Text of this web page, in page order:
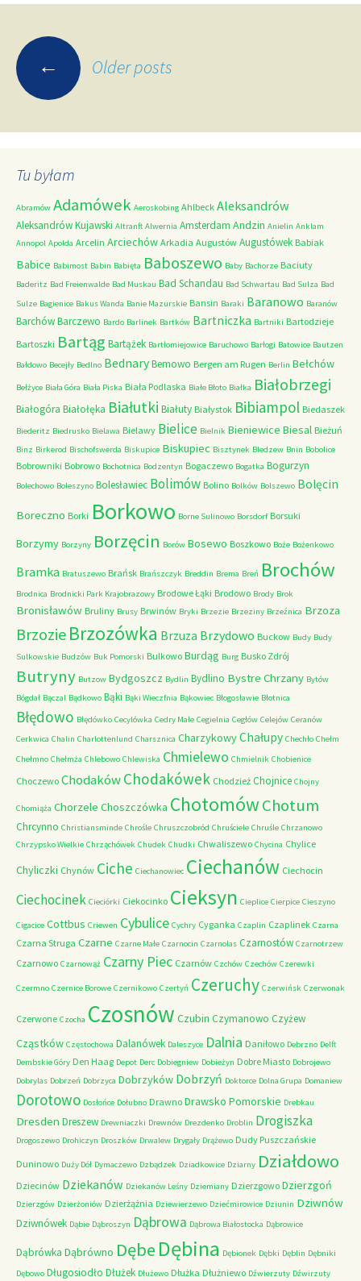
Posts
navigation
← Older posts
Tu byłam
Abramów Adamówek Aeroskobing Ahlbeck Aleksandrów
Aleksandrów Kujawski Altranft Alwernia Amsterdam Andzin Anielin Anklam
Annopol Apolda Arcelin Arciechów Arkadia Augustów Augustówek Babiak
Babice Babimost Babin Babięta Baboszewo Baby Bachorze Baciuty
Baderitz Bad Freienwalde Bad Muskau Bad Schandau Bad Schwartau Bad Sulza Bad
Sulze Bagienice Bakus Wanda Banie Mazurskie Bansin Baraki Baranowo Baranów
BarchówBarczewo Bardo Barlinek Bartków Bartniczka Bartniki Bartodzieje
Bartoszki Bartąg Bartążek Bartłomiejowice Baruchowo Barłogi Batowice Bautzen
Bałdowo Becejły Bedlno BednaryBemowo Bergen am Rugen Berlin Bełchów
Bełżyce Biała Góra Biała Piska Biała Podlaska Białe Błoto Białka Białobrzegi
Białogóra Białołęka Białutki Białuty Białystok Bibiampol Biedaszek
Biederitz Biedrusko Bielawa Bielawy Bielice Bielnik Bieniewice Biesal Bieżuń
Binz Birkerod Bischofswerda Biskupice Biskupiec Bisztynek Bledzew Bnin Bobolice
Bobrowniki Bobrowo Bochotnica Bodzentyn Bogaczewo Bogatka Bogurzyn
Bolechowo Boleszyno Bolesławiec Bolimów Bolino Bolków Bolszewo Bolęcin
Boreczno Borki Borkowo Borne Sulinowo Borsdorf Borsuki
Borzymy Borzyny Borzęcin Borów Bosewo Boszkowo Boże Bożenkowo
Bramka Bratuszewo Brańsk Brańszczyk Breddin Brema Breń Brochów
Brodnica Brodnicki Park Krajobrazowy Brodowe Łąki Brodowo Brody Brok
Bronisławów Bruliny Brusy Brwinów Bryki Brzezie Brzeziny Brzeźnica Brzoza
Brzozie Brzozówka Brzuza Brzydowo Buckow Budy Budy
Sulkowskie Budzów Buk Pomorski Bulkowo Burdąg Burg Busko Zdrój
Butryny Butzow Bydgoszcz Bydlin Bydlino Bystre Chrzany Bytów
Bógdał Bączal Bądkowo Bąki Bąki Wieczfnia Bąkowiec Błogosławie Błotnica
Błędowo Błędówko Cecylówka Cedry Małe Cegielnia Cegłów Celejów Ceranów
Cerkwica Chalin Charlottenlund Charsznica CharzykowyChałupy Chechło Chełm
Chełmno Chełmża Chlebowo Chlewiska Chmielewo Chmielnik Chobienice
Choczewo ChodakówChodakówek Chodzież Chojnice Chojny
Chomiąża Chorzele Choszczówka ChotomówChotum
Chrcynno Christiansminde Chrośle Chruszczobród Chruściele Chruśle Chrzanowo
Chrzypsko Wielkie Chrząchówek Chudek Chudki Chwaliszewo Chycina Chylice
Chyliczki Chynów Ciche Ciechanowiec Ciechanów Ciechocin
Ciechocinek Cieciórki Ciekocinko Cieksyn Cieplice Cierpice Cieszyno
Cigacice Cottbus Criewen Cybulice Cychry Cyganka Czaplin Czaplinek Czarna
Czarna Struga Czarne Czarne Małe Czarnocin Czarnolas Czarnostów Czarnotrzew
Czarnowo Czarnowąż Czarny Piec Czarnów Czchów Czechów Czerewki
Czermno Czernice Borowe Czernikowo Czertyń Czeruchy Czerwińsk Czerwonak
Czerwone Czocha Czosnów Czubin Czymanowo Czyżew
Cząstków Częstochowa Dalanówek Daleszyce Dalnia Daniłowo Debrzno Delft
Dembskie Góry Den Haag Depot Derc Dobiegniew Dobieżyn Dobre Miasto Dobrojewo
Dobrylas Dobrzeń Dobrzyca Dobrzyków Dobrzyń Doktorce Dolna Grupa Domaniew
Dorotowo Dosłońce Dołubno Drawno Drawsko Pomorskie Drebkau
Dresden Dreszew Drewniaczki Drewnów Drezdenko Droblin Drogiszka
Drogoszewo Drohiczyn Droszków Drwalew Drygały Drążewo Dudy Puszczańskie
Duninowo Duży Dół Dymaczewo Dzbądzek Dziadkowice Dziarny Działdowo
Dziecinów Dziekanów Dziekanów Leśny Dziemiany Dzierzgowo Dzierzgoń
Dzierzgów Dzierżoniów Dzierżążnia Dziewierzewo Dziećmirowice Dziunin Dziwnów
Dziwnówek Dąbie Dąbroszyn Dąbrowa Dąbrowa Białostocka Dąbrowice
Dąbrówka Dąbrówno Dębe Dębina Dębionek Dębki Dęblin Dębniki
Dębowo Długosiodło Dłużek Dłużewo Dłużka Dłużniewo Dźwierzuty Dźwirzuty